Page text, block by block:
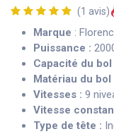
(1 avis)
Marque :
Puissance :
Capacité du bol
Matériau du bol
Vitesses : 9
Vitesse
Type de tête :